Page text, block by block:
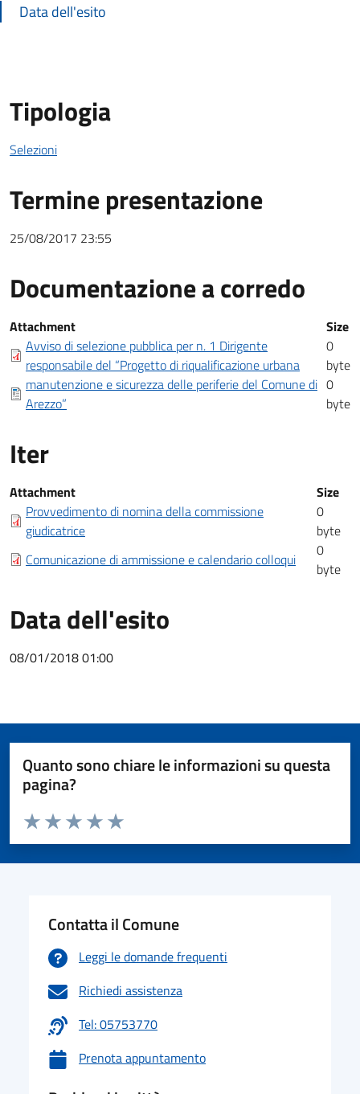
Data dell'esito
Tipologia
Selezioni
Termine presentazione
25/08/2017 23:55
Documentazione a corredo
Documentazione a corredo
Attachment
Size
Avviso di selezione pubblica per n. 1 Dirigente
responsabile del “Progetto di riqualificazione urbana
0
byte
manutenzione e sicurezza delle periferie del Comune di
Arezzo”
0
byte
Iter
Iter
Attachment
Size
Provvedimento di nomina della commissione
giudicatrice
0
byte
Comunicazione di ammissione e calendario colloqui
0
byte
Data dell'esito
08/01/2018 01:00
Quanto sono chiare le informazioni su questa
pagina?
Valuta da 1 a 5 stelle la pagina
Valuta 5 stelle su 5
Valuta 4 stelle su 5
Valuta 3 stelle su 5
Valuta 2 stelle su 5
Valuta 1 stelle su 5
Contatta il Comune
Leggi le domande frequenti
Richiedi assistenza
Tel: 05753770
Prenota appuntamento